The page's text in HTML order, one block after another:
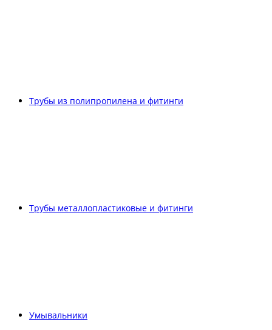
Трубы из полипропилена и фитинги
Трубы металлопластиковые и фитинги
Умывальники